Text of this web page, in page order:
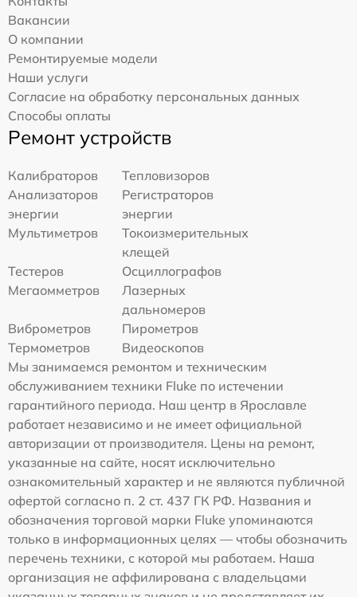
Вакансии
О компании
Ремонтируемые модели
Наши услуги
Согласие на обработку персональных данных
Способы оплаты
Ремонт устройств
Калибраторов
Тепловизоров
Анализаторов
энергии
Регистраторов
энергии
Мультиметров
Токоизмерительных
клещей
Тестеров
Осциллографов
Мегаомметров
Лазерных
дальномеров
Виброметров
Пирометров
Термометров
Видеоскопов
Мы занимаемся ремонтом и техническим
обслуживанием техники Fluke по истечении
гарантийного периода. Наш центр в Ярославле
работает независимо и не имеет официальной
авторизации от производителя. Цены на ремонт,
указанные на сайте, носят исключительно
ознакомительный характер и не являются публичной
офертой согласно п. 2 ст. 437 ГК РФ. Названия и
обозначения торговой марки Fluke упоминаются
только в информационных целях — чтобы обозначить
перечень техники, с которой мы работаем. Наша
организация не аффилирована с владельцами